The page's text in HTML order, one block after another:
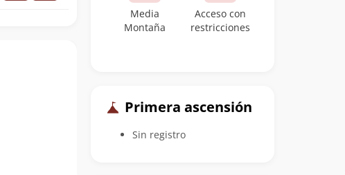
Media
Montaña
Acceso con
restricciones
Primera ascensión
Sin registro